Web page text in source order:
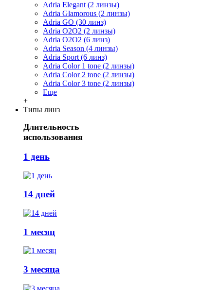
Adria Elegant (2 линзы)
Adria Glamorous (2 линзы)
Adria GO (30 линз)
Adria O2O2 (2 линзы)
Adria O2O2 (6 линз)
Adria Season (4 линзы)
Adria Sport (6 линз)
Adria Сolor 1 tone (2 линзы)
Adria Сolor 2 tone (2 линзы)
Adria Сolor 3 tone (2 линзы)
Еще
+
Типы линз
Длительность
использования
1 день
14 дней
1 месяц
3 месяца